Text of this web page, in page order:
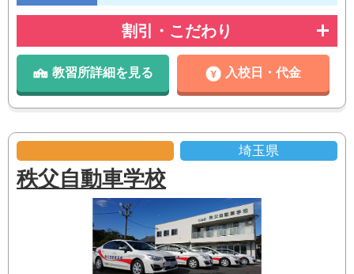
割引・こだわり
教習所詳細を見る 入校日・代金
埼玉県
秩父自動車学校